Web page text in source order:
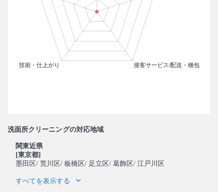
洗面所クリーニングの対応地域
関東近県
[東京都]
墨田区/ 荒川区/ 板橋区/ 足立区/ 葛飾区/ 江戸川区
すべてを表示する